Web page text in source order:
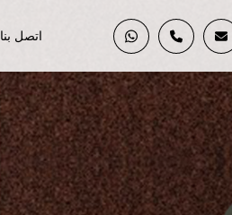
اتصل بنا